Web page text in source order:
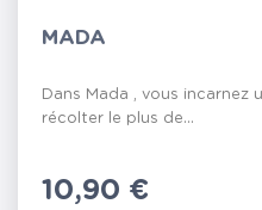
MADA
Dans Mada , vous incarnez
récolter le plus de...
Prix
10,90 €